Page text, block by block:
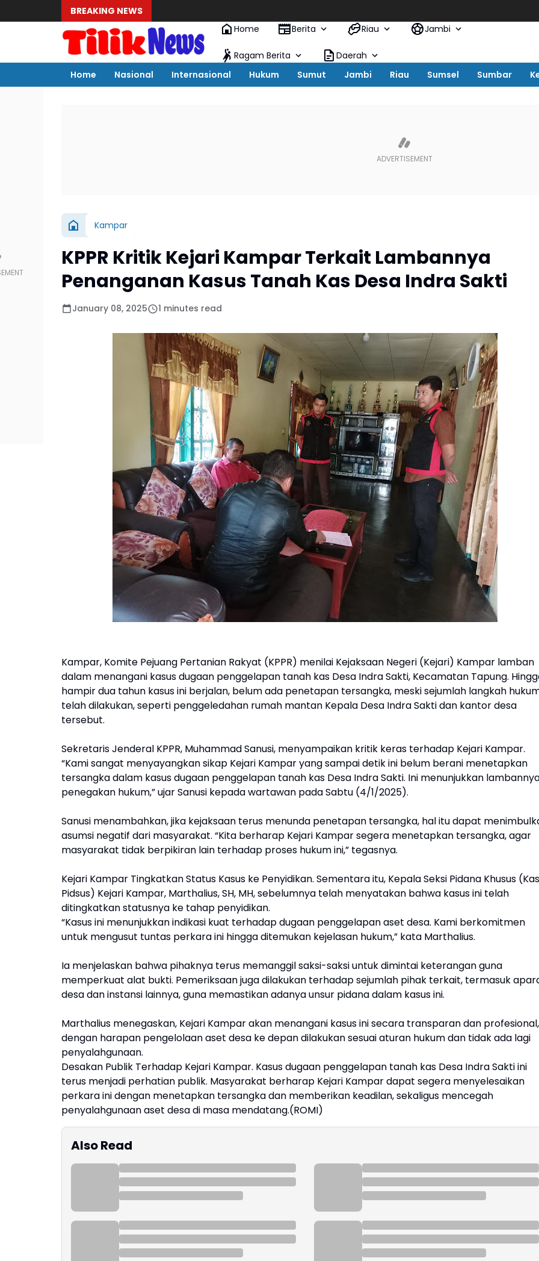
BREAKING NEWS
Home
Berita Riau Jambi
Ragam Berita
Daerah
Home
Nasional Internasional Hukum Sumut Jambi Riau Sumsel Sumbar
Kampar
KPPR Kritik Kejari Kampar Terkait Lambannya
Penanganan Kasus Tanah Kas Desa Indra Sakti
January 08, 2025 1 minutes read
Kampar, Komite Pejuang Pertanian Rakyat (KPPR) menilai Kejaksaan Negeri (Kejari) Kampar lamban
dalam menangani kasus dugaan penggelapan tanah kas Desa Indra Sakti, Kecamatan Tapung.
hampir dua tahun kasus ini berjalan, belum ada penetapan tersangka, meski sejumlah langkah
telah dilakukan, seperti penggeledahan rumah mantan Kepala Desa Indra Sakti dan kantor desa
tersebut.
Sekretaris Jenderal KPPR, Muhammad Sanusi, menyampaikan kritik keras terhadap Kejari Kampar.
“Kami sangat menyayangkan sikap Kejari Kampar yang sampai detik ini belum berani menetapkan
tersangka dalam kasus dugaan penggelapan tanah kas Desa Indra Sakti. Ini menunjukkan
penegakan hukum,” ujar Sanusi kepada wartawan pada Sabtu (4/1/2025).
Sanusi menambahkan, jika kejaksaan terus menunda penetapan tersangka, hal itu dapat
asumsi negatif dari masyarakat. “Kita berharap Kejari Kampar segera menetapkan tersangka, agar
masyarakat tidak berpikiran lain terhadap proses hukum ini,” tegasnya.
Kejari Kampar Tingkatkan Status Kasus ke Penyidikan. Sementara itu, Kepala Seksi Pidana Khusus
Pidsus) Kejari Kampar, Marthalius, SH, MH, sebelumnya telah menyatakan bahwa kasus ini telah
ditingkatkan statusnya ke tahap penyidikan.
“Kasus ini menunjukkan indikasi kuat terhadap dugaan penggelapan aset desa. Kami berkomitmen
untuk mengusut tuntas perkara ini hingga ditemukan kejelasan hukum,” kata Marthalius.
Ia menjelaskan bahwa pihaknya terus memanggil saksi-saksi untuk dimintai keterangan guna
memperkuat alat bukti. Pemeriksaan juga dilakukan terhadap sejumlah pihak terkait, termasuk
desa dan instansi lainnya, guna memastikan adanya unsur pidana dalam kasus ini.
Marthalius menegaskan, Kejari Kampar akan menangani kasus ini secara transparan dan profesional,
dengan harapan pengelolaan aset desa ke depan dilakukan sesuai aturan hukum dan tidak ada lagi
penyalahgunaan.
Desakan Publik Terhadap Kejari Kampar. Kasus dugaan penggelapan tanah kas Desa Indra Sakti ini
terus menjadi perhatian publik. Masyarakat berharap Kejari Kampar dapat segera menyelesaikan
perkara ini dengan menetapkan tersangka dan memberikan keadilan, sekaligus mencegah
penyalahgunaan aset desa di masa mendatang.(ROMI)
Also Read